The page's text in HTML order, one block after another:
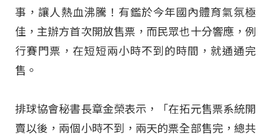
事，讓人熱血沸騰！有鑑於今年國內體育氣氛極
佳，主辦方首次開放售票，而民眾也十分響應，例
行賽門票，在短短兩小時不到的時間，就通通完
售。
排球協會秘書長章金榮表示，「在拓元售票系統開
賣以後，兩個小時不到，兩天的票全部售完，總共